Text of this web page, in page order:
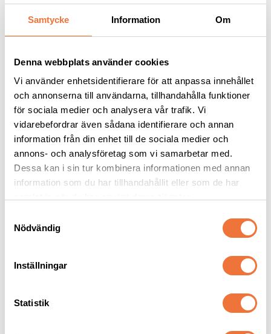
Samtycke Information Om
Denna webbplats använder cookies
Vi använder enhetsidentifierare för att anpassa innehållet
och annonserna till användarna, tillhandahålla funktioner
för sociala medier och analysera vår trafik. Vi
vidarebefordrar även sådana identifierare och annan
information från din enhet till de sociala medier och
annons- och analysföretag som vi samarbetar med.
Dessa kan i sin tur kombinera informationen med annan
information som du har tillhandahållit eller som de har
Nödvändig
Inställningar
Statistik
Andra köpte även
Show Tech
Fingerkondomer large
59kr
Fingertuta grön S - 10-
pack